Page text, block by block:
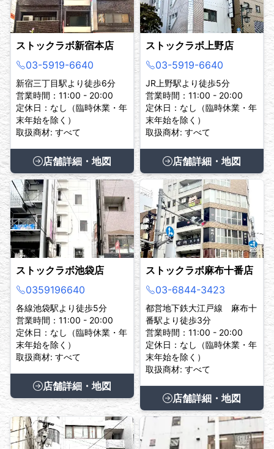
ストックラボ新宿本店
03-5919-6640
新宿三丁目駅より徒歩6分
営業時間：11:00 - 20:00
定休日：なし（臨時休業・年
末年始を除く）
取扱商材: すべて
店舗詳細・地図
ストックラボ上野店
03-5919-6640
JR上野駅より徒歩5分
営業時間：11:00 - 20:00
定休日：なし（臨時休業・年
末年始を除く）
取扱商材: すべて
店舗詳細・地図
ストックラボ池袋店
0359196640
各線池袋駅より徒歩5分
営業時間：11:00 - 20:00
定休日：なし（臨時休業・年
末年始を除く）
取扱商材: すべて
店舗詳細・地図
ストックラボ麻布十番店
03-6844-3423
都営地下鉄大江戸線 麻布十
番駅より徒歩3分
営業時間：11:00 - 20:00
定休日：なし（臨時休業・年
末年始を除く）
取扱商材: すべて
店舗詳細・地図